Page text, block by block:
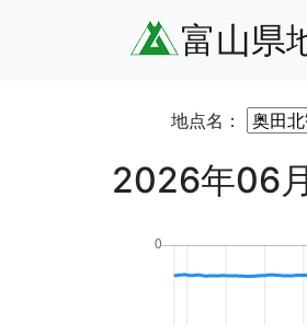
富山県
地点名：
2026年06月